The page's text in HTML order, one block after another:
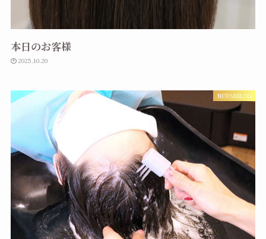
本日のお客様
2025.10.20
NEWS&BLOG